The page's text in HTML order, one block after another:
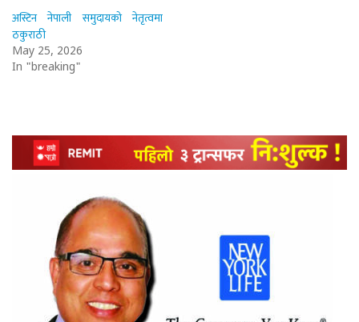
अस्टिन नेपाली समुदायको नेतृत्वमा
ठकुराठी
May 25, 2026
In "breaking"